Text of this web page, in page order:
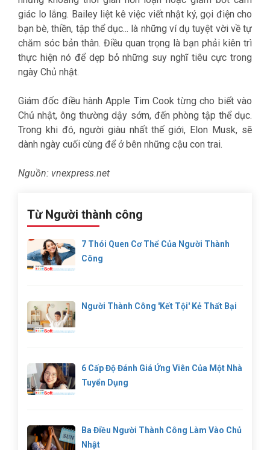
giác lo lắng. Bailey liệt kê việc viết nhật ký, gọi điện cho
bạn bè, thiền, tập thể dục... là những ví dụ tuyệt vời về tự
chăm sóc bản thân. Điều quan trọng là bạn phải kiên trì
thực hiện nó để dẹp bỏ những suy nghĩ tiêu cực trong
ngày Chủ nhật.
Giám đốc điều hành Apple Tim Cook từng cho biết vào
Chủ nhật, ông thường dậy sớm, đến phòng tập thể dục.
Trong khi đó, người giàu nhất thế giới, Elon Musk, sẽ
dành ngày cuối cùng để ở bên những cậu con trai.
Nguồn: vnexpress.net
Từ Người thành công
7 Thói Quen Cơ Thể Của Người Thành
Công
Người Thành Công 'kết Tội' Kẻ Thất Bại
6 Cấp Độ Đánh Giá Ứng Viên Của Một Nhà
Tuyển Dụng
Ba Điều Người Thành Công Làm Vào Chủ
Nhật